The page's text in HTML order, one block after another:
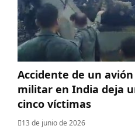
Accidente de un
militar en India deja
cinco víctimas
13 de junio de 2026